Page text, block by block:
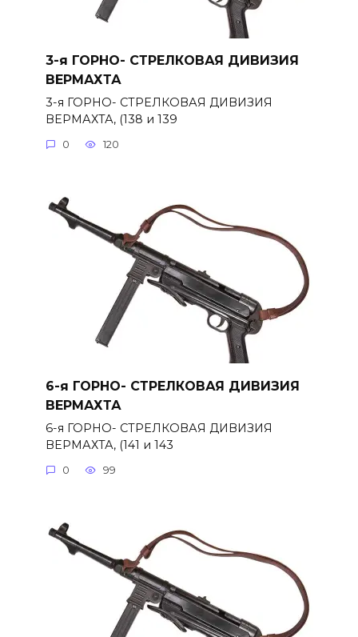
3-я ГОРНО- СТРЕЛКОВАЯ ДИВИЗИЯ
ВЕРМАХТА
3-я ГОРНО- СТРЕЛКОВАЯ ДИВИЗИЯ
ВЕРМАХТА, (138 и 139
0 120
6-я ГОРНО- СТРЕЛКОВАЯ ДИВИЗИЯ
ВЕРМАХТА
6-я ГОРНО- СТРЕЛКОВАЯ ДИВИЗИЯ
ВЕРМАХТА, (141 и 143
0 99